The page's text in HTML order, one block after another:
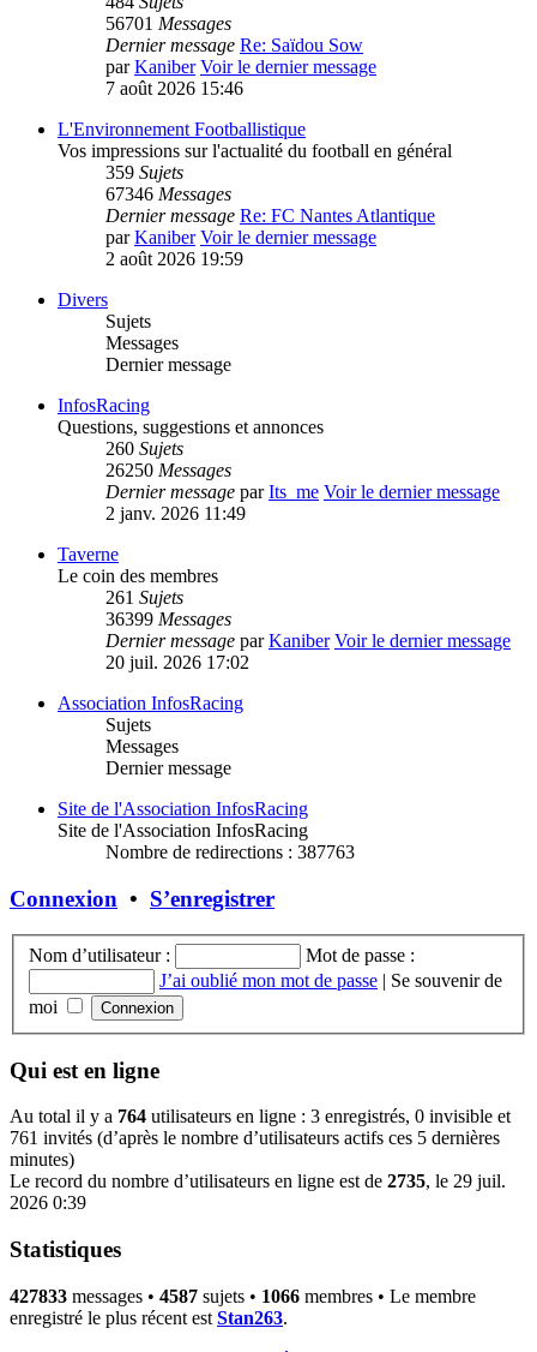
56701 Messages
Dernier message Re: Saïdou Sow
parKaniber Voir le dernier message
7 août 2026 15:46
L'Environnement Footballistique
Vos impressions sur l'actualité du football en général
359 Sujets
67346 Messages
Dernier message Re: FC Nantes Atlantique
parKaniber Voir le dernier message
2 août 2026 19:59
Divers
Sujets
Messages
Dernier message
InfosRacing
Questions, suggestions et annonces
260 Sujets
26250 Messages
Dernier message parIts_me Voir le dernier message
2 janv. 2026 11:49
Taverne
Le coin des membres
261 Sujets
36399 Messages
Dernier message parKaniber Voir le dernier message
20 juil. 2026 17:02
Association InfosRacing
Sujets
Messages
Dernier message
Site de l'Association InfosRacing
Site de l'Association InfosRacing
Nombre de redirections : 387763
Connexion • S’enregistrer
Nom d’utilisateur :
Mot de passe :
J’ai oublié mon mot de passe | Se souvenir de
moi
Qui est en ligne
Au total il y a 764 utilisateurs en ligne : 3 enregistrés, 0 invisible et
761 invités (d’après le nombre d’utilisateurs actifs ces 5 dernières
minutes)
Le record du nombre d’utilisateurs en ligne est de 2735, le 29 juil.
2026 0:39
Statistiques
427833 messages • 4587 sujets • 1066 membres • Le membre
enregistré le plus récent est Stan263.